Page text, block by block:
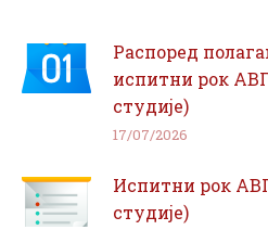
Распоред
испитни рок
студије)
17/07/2026
Испитни рок
студије)